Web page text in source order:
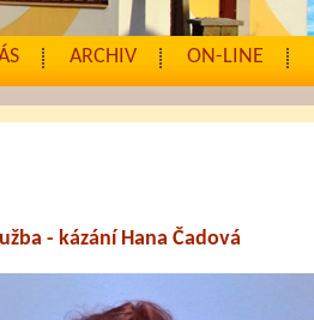
ARCHIV ON-LINE
- kázání Hana Čadová